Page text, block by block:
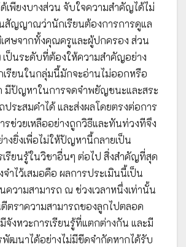
เพียงบางส่วน จับใจความสำคัญได้ไม่
สัญญาณว่านักเรียนต้องการการดูแล
ศษจากทั้งคุณครูและผู้ปกครอง ส่วน
เป็นระดับที่ต้องให้ความสำคัญอย่าง
เรียนในกลุ่มนี้มักจะอ่านไม่ออกหรือ
มีปัญหาในการจดจำพยัญชนะและสระ
ประสมคำได้ และส่งผลโดยตรงต่อการ
รช่วยเหลืออย่างถูกวิธีและทันท่วงทีจึง
างยิ่งเพื่อไม่ให้ปัญหานี้กลายเป็น
รียนรู้ในวิชาอื่นๆ ต่อไป สิ่งสำคัญที่สุด
ำไว้เสมอคือ ผลการประเมินนี้เป็น
ความสามารถ ณ ช่วงเวลาหนึ่งเท่านั้น
ตราความสามารถของลูกไปตลอด
งหวะการเรียนรู้ที่แตกต่างกัน และมี
ฒนาได้อย่างไม่มีขีดจำกัดหากได้รับ